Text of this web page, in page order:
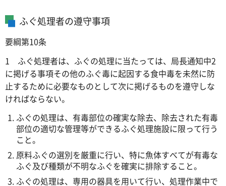
ふぐ処理者の遵守事項
要綱第10条
1 ふぐ処理者は、ふぐの処理に当たっては、局長通知中2
に掲げる事項その他のふぐ毒に起因する食中毒を未然に防
止するために必要なものとして次に掲げるものを遵守しな
ければならない。
ふぐの処理は、有毒部位の確実な除去、除去された有毒
部位の適切な管理等ができるふぐ処理施設に限って行う
こと。
原料ふぐの選別を厳重に行い、特に魚体すべてが有毒な
ふぐ及び種類が不明なふぐを確実に排除すること。
ふぐの処理は、専用の器具を用いて行い、処理作業中で